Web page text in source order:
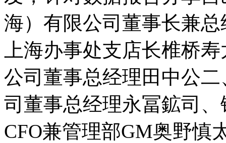
海）有限公司董事长兼
上海办事处支店长椎桥
公司董事总经理田中公
司董事总经理永冨鉱司
CFO兼管理部GM奥野慎